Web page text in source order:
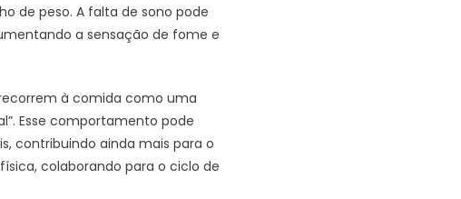
de peso. A falta de sono pode
a sensação de fome e
à comida como uma
Esse comportamento pode
contribuindo ainda mais para o
colaborando para o ciclo de